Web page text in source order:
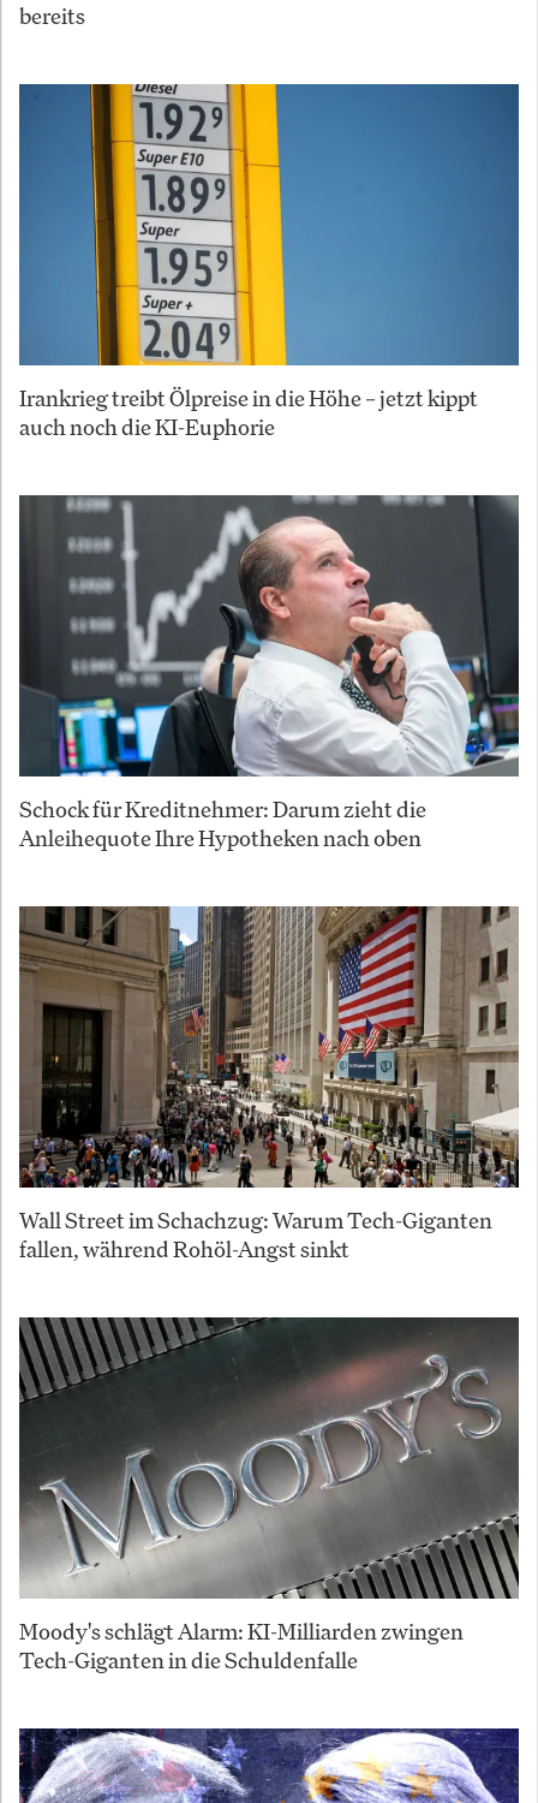
bereits
Irankrieg treibt Ölpreise in die Höhe – jetzt kippt
auch noch die KI-Euphorie
Schock für Kreditnehmer: Darum zieht die
Anleihequote Ihre Hypotheken nach oben
Wall Street im Schachzug: Warum Tech-Giganten
fallen, während Rohöl-Angst sinkt
Moody's schlägt Alarm: KI-Milliarden zwingen
Tech-Giganten in die Schuldenfalle